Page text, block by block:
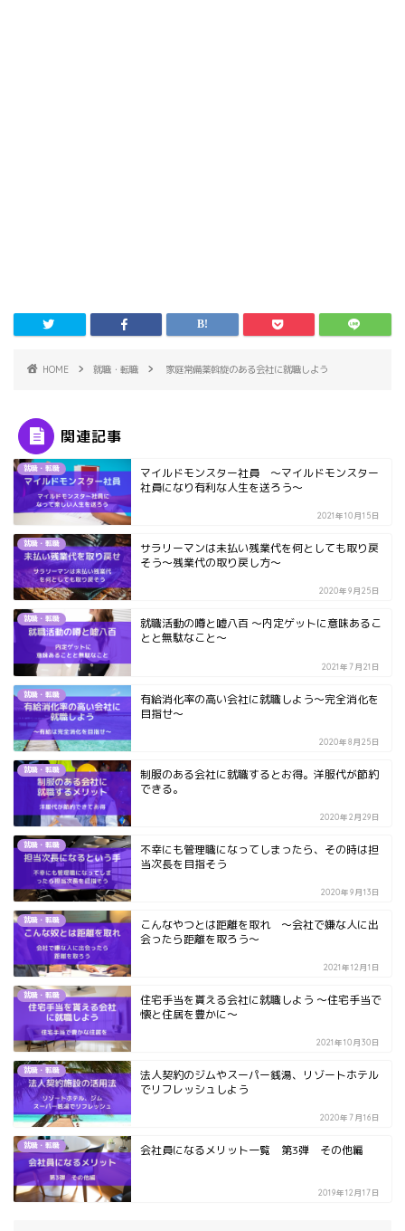
HOME 就職・転職 家庭常備薬斡旋のある会社に就職しよう
関連記事
就職・転職
マイルドモンスター社員 ～マイルドモンスター
社員になり有利な人生を送ろう～
2021年10月15日
就職・転職
サラリーマンは未払い残業代を何としても取り戻
そう～残業代の取り戻し方～
2020年9月25日
就職・転職
就職活動の噂と嘘八百 ～内定ゲットに意味あるこ
とと無駄なこと～
2021年7月21日
就職・転職
有給消化率の高い会社に就職しよう～完全消化を
目指せ～
2020年8月25日
就職・転職
制服のある会社に就職するとお得。洋服代が節約
できる。
2020年2月29日
就職・転職
不幸にも管理職になってしまったら、その時は担
当次長を目指そう
2020年9月13日
就職・転職
こんなやつとは距離を取れ ～会社で嫌な人に出
会ったら距離を取ろう～
2021年12月1日
就職・転職
住宅手当を貰える会社に就職しよう ～住宅手当で
懐と住居を豊かに～
2021年10月30日
就職・転職
法人契約のジムやスーパー銭湯、リゾートホテル
でリフレッシュしよう
2020年7月16日
就職・転職 会社員になるメリット一覧 第3弾 その他編
2019年12月17日